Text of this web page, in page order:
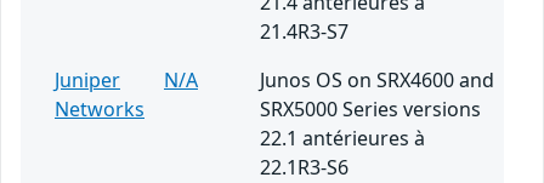
21.4R3-S7
Juniper
Networks
N/A
Junos OS on SRX4600 and
SRX5000 Series versions
22.1 antérieures à
22.1R3-S6